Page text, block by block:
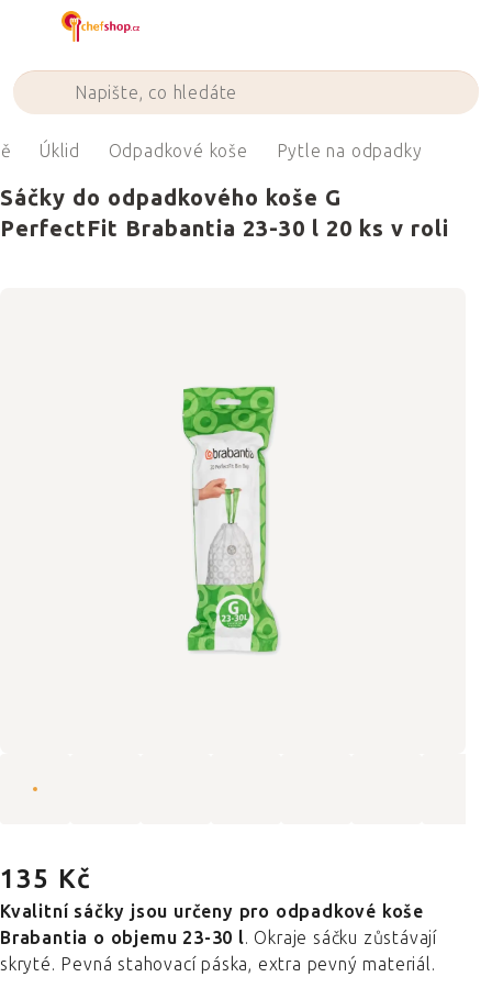
Úklid Odpadkové koše Pytle na odpadky
Sáčky do odpadkového koše G
PerfectFit Brabantia 23-30 l 20 ks v roli
135 Kč
Kvalitní sáčky jsou určeny pro odpadkové koše
Brabantia o objemu 23-30 l. Okraje sáčku zůstávají
skryté. Pevná stahovací páska, extra pevný materiál.